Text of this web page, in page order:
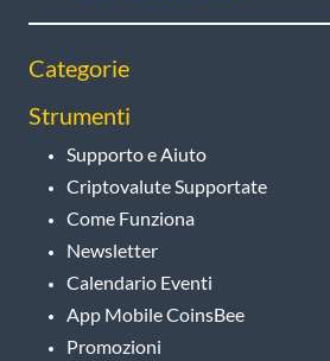
Categorie
Strumenti
Supporto e Aiuto
Criptovalute Supportate
Come Funziona
Newsletter
Calendario Eventi
App Mobile CoinsBee
Promozioni